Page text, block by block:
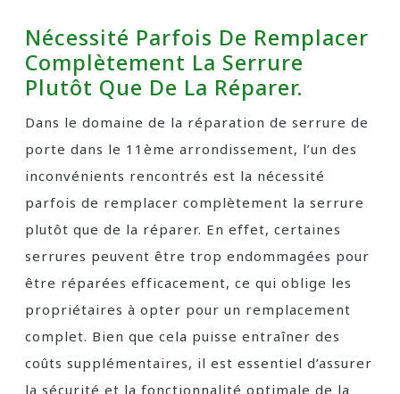
Nécessité Parfois De Remplacer
Complètement La Serrure
Plutôt Que De La Réparer.
Dans le domaine de la réparation de serrure de
porte dans le 11ème arrondissement, l’un des
inconvénients rencontrés est la nécessité
parfois de remplacer complètement la serrure
plutôt que de la réparer. En effet, certaines
serrures peuvent être trop endommagées pour
être réparées efficacement, ce qui oblige les
propriétaires à opter pour un remplacement
complet. Bien que cela puisse entraîner des
coûts supplémentaires, il est essentiel d’assurer
la sécurité et la fonctionnalité optimale de la